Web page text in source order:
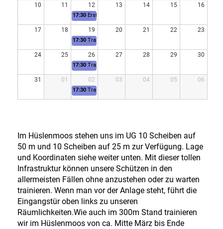
10 11 12 13 14 15 16
17 18 19 20 21 22 23
24 25 26 27 28 29 30
31 01 02 03 04 05 06
17:30 Erstes Training nach der Sommerpause
17:30 Training
17:30 Training
17:30 Training
Im Hüslenmoos stehen uns im UG 10 Scheiben auf
50 m und 10 Scheiben auf 25 m zur Verfügung. Lage
und Koordinaten siehe weiter unten. Mit dieser tollen
Infrastruktur können unsere Schützen in den
allermeisten Fällen ohne anzustehen oder zu warten
trainieren. Wenn man vor der Anlage steht, führt die
Eingangstür oben links zu unseren
Räumlichkeiten.Wie auch im 300m Stand trainieren
wir im Hüslenmoos von ca. Mitte März bis Ende